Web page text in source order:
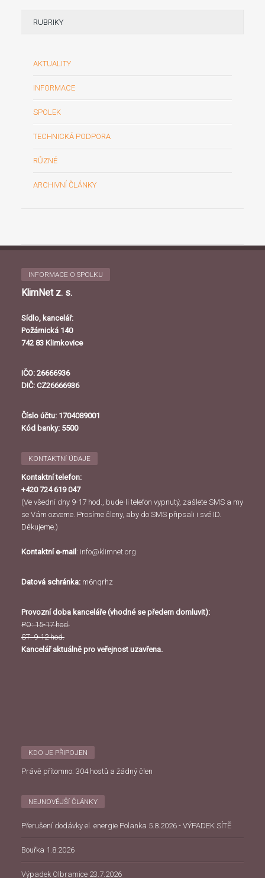
RUBRIKY
AKTUALITY
INFORMACE
SPOLEK
TECHNICKÁ PODPORA
RŮZNÉ
ARCHIVNÍ ČLÁNKY
INFORMACE O SPOLKU
KlimNet z. s.
Sídlo, kancelář:
Požárnická 140
742 83 Klimkovice
IČO: 26666936
DIČ: CZ26666936
Číslo účtu: 1704089001
Kód banky: 5500
KONTAKTNÍ ÚDAJE
Kontaktní telefon:
+420 724 619 047
(Ve všední dny 9-17 hod., bude-li telefon vypnutý, zašlete SMS a my
se Vám ozveme. Prosíme členy, aby do SMS připsali i své ID.
Děkujeme.)
Kontaktní e-mail : info@klimnet.org
Datová schránka: m6nqrhz
Provozní doba kanceláře (vhodné se předem domluvit):
PO: 15-17 hod.
ST: 9-12 hod.
Kancelář aktuálně pro veřejnost uzavřena.
KDO JE PŘIPOJEN
Právě přítomno: 304 hostů a žádný člen
NEJNOVĚJŠÍ ČLÁNKY
Přerušení dodávky el. energie Polanka 5.8.2026 - VÝPADEK SÍTĚ
Bouřka 1.8.2026
Výpadek Olbramice 23.7.2026